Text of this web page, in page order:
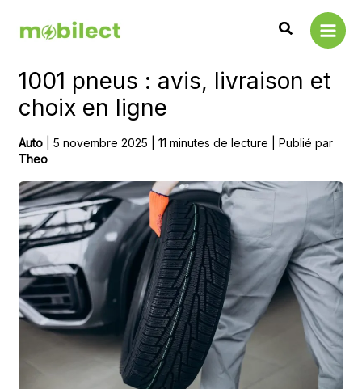
Main
1001 pneus : avis, livraison et
choix en ligne
Auto |5 novembre 2025 |11 minutes de lecture | Publié par
Theo